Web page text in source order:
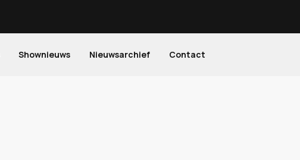
Shownieuws Nieuwsarchief Contact